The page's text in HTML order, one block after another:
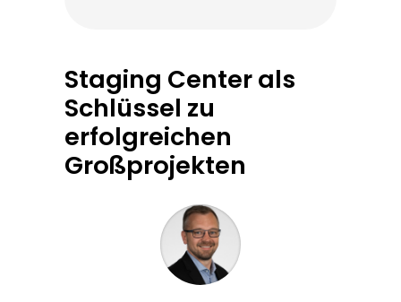
Staging Center als
Schlüssel zu
erfolgreichen
Großprojekten